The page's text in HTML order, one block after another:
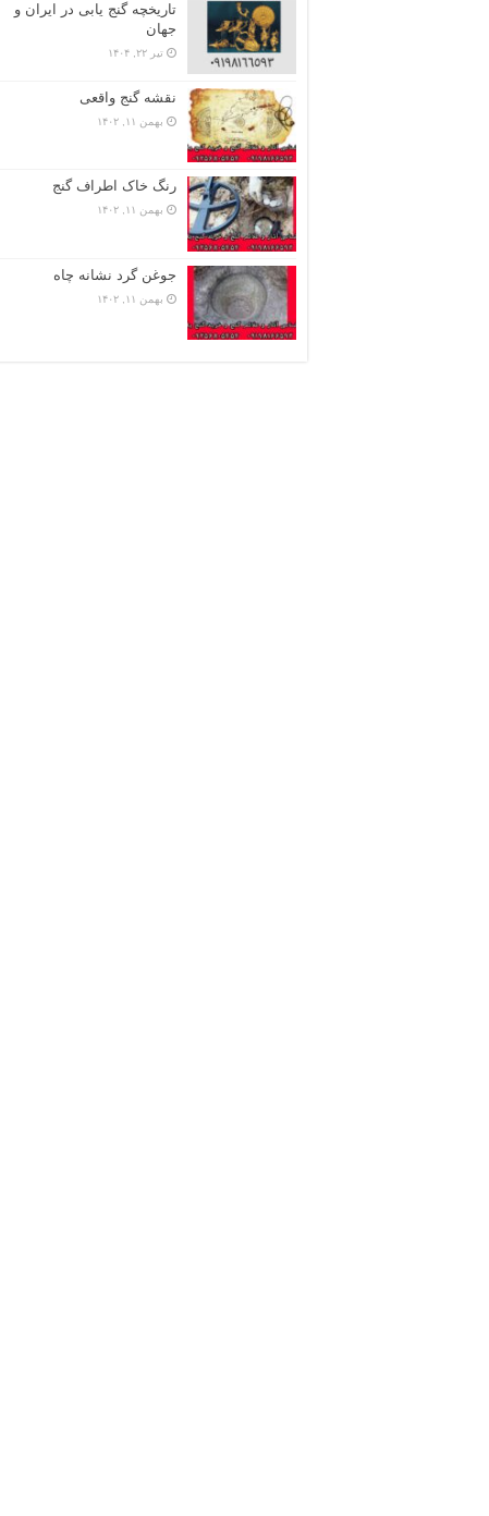
تاریخچه گنج‌ یابی در ایران و
جهان
تیر ۲۲, ۱۴۰۴
نقشه گنج واقعی
بهمن ۱۱, ۱۴۰۲
رنگ خاک اطراف گنج
بهمن ۱۱, ۱۴۰۲
جوغن گرد نشانه چاه
بهمن ۱۱, ۱۴۰۲